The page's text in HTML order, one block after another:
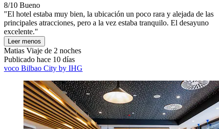
8/10 Bueno
"El hotel estaba muy bien, la ubicación un poco rara y alejada de las
principales atracciones, pero a la vez estaba tranquilo. El desayuno
excelente."
Leer menos
Matias Viaje de 2 noches
Publicado hace 10 días
voco Bilbao City by IHG